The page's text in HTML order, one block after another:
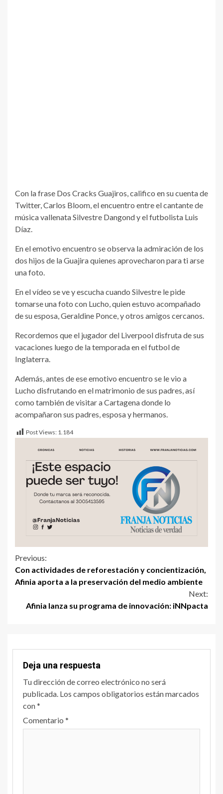
Con la frase Dos Cracks Guajiros, califico en su cuenta de
Twitter, Carlos Bloom, el encuentro entre el cantante de
música vallenata Silvestre Dangond y el futbolista Luis
Díaz.
En el emotivo encuentro se observa la admiración de los
dos hijos de la Guajira quienes aprovecharon para ti arse
una foto.
En el vídeo se ve y escucha cuando Silvestre le pide
tomarse una foto con Lucho, quien estuvo acompañado
de su esposa, Geraldine Ponce, y otros amigos cercanos.
Recordemos que el jugador del Liverpool disfruta de sus
vacaciones luego de la temporada en el futbol de
Inglaterra.
Además, antes de ese emotivo encuentro se le vio a
Lucho disfrutando en el matrimonio de sus padres, así
como también de visitar a Cartagena donde lo
acompañaron sus padres, esposa y hermanos.
Post Views: 1.184
Previous:
Con actividades de reforestación y concientización,
Afinia aporta a la preservación del medio ambiente
Next:
Afinia lanza su programa de innovación: iNNpacta
Deja una respuesta
Tu dirección de correo electrónico no será
publicada. Los campos obligatorios están marcados
con*
Comentario *